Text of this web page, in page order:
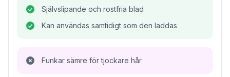
Självslipande och rostfria blad
Kan användas samtidigt som den laddas
Funkar sämre för tjockare hår